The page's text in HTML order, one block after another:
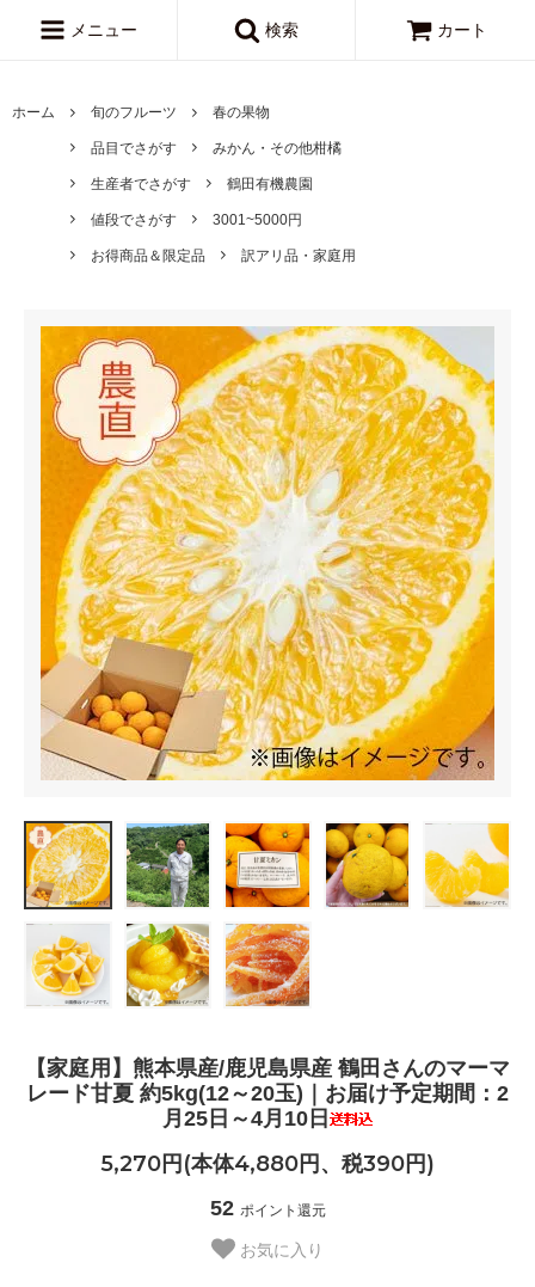
メニュー 検索 カート
ホーム 旬のフルーツ 春の果物
品目でさがす みかん・その他柑橘
生産者でさがす 鶴田有機農園
値段でさがす 3001~5000円
お得商品＆限定品 訳アリ品・家庭用
【家庭用】熊本県産/鹿児島県産 鶴田さんのマーマ
レード甘夏 約5kg(12～20玉)｜お届け予定期間：2
月25日～4月10日
5,270円(本体4,880円、税390円)
52 ポイント還元
お気に入り